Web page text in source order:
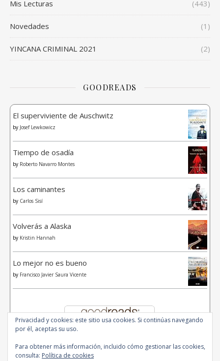
Mis Lecturas (443)
Novedades (1)
YINCANA CRIMINAL 2021 (2)
GOODREADS
El superviviente de Auschwitz
by Josef Lewkowicz
Tiempo de osadía
by Roberto Navarro Montes
Los caminantes
by Carlos Sisí
Volverás a Alaska
by Kristin Hannah
Lo mejor no es bueno
by Francisco Javier Saura Vicente
Privacidad y cookies: este sitio usa cookies. Si continúas navegando
por él, aceptas su uso.
Para obtener más información, incluido cómo gestionar las cookies,
consulta: Política de cookies